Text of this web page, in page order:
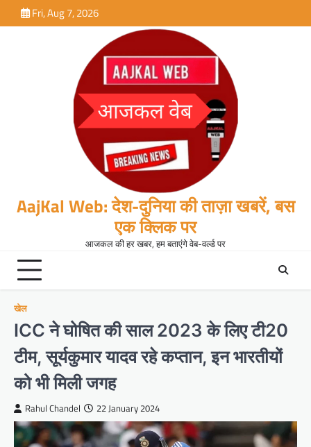
to
Fri, Aug 7, 2026
AajKal Web: देश-दुनिया की ताज़ा खबरें, बस
एक क्लिक पर
आजकल की हर खबर, हम बताएंगे वेब-वर्ल्ड पर
खेल
ICC ने घोषित की साल 2023 के लिए टी20
टीम, सूर्यकुमार यादव रहे कप्तान, इन भारतीयों
को भी मिली जगह
Rahul Chandel 22 January 2024